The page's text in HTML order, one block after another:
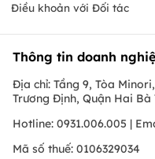
Điều khoản với Đối tác
Thông tin doanh
Địa chỉ: Tầng 9, Tòa
Trương Định, Quận Hai Bà
Hotline: 0931.006.005 |
Mã số thuế: 0106329034